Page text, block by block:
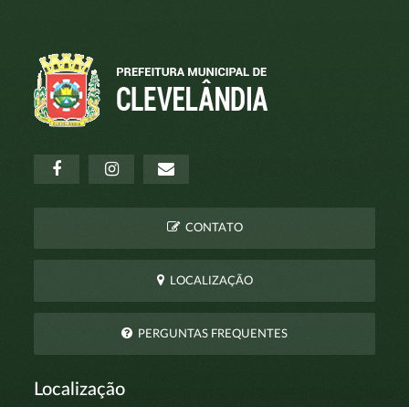
CONTATO
LOCALIZAÇÃO
PERGUNTAS FREQUENTES
Localização